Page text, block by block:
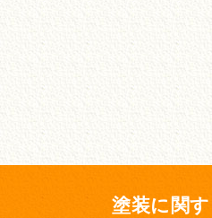
塗装に関